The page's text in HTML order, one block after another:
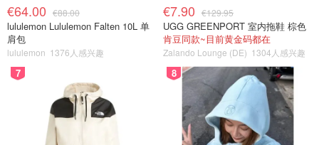
€64.00 €88.00
lululemon Lululemon Falten 10L 单
肩包
lululemon 1376人感兴趣
€7.90 €129.95
UGG GREENPORT 室内拖鞋 棕色
肯豆同款~目前黄金码都在
Zalando Lounge (DE) 1304人感兴趣
7 8